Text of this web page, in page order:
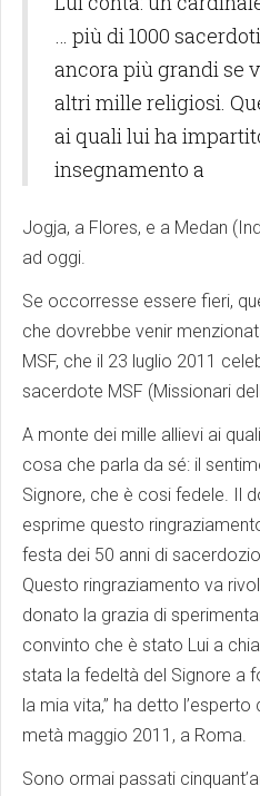
… più di 1000
ancora più grandi se
altri mille religiosi.
ai quali lui ha
insegnamento a
Jogja, a Flores, e a Medan
ad oggi.
Se occorresse essere fieri,
che dovrebbe venir
MSF, che il 23 luglio 2011
sacerdote MSF (Missionari
A monte dei mille allievi ai
cosa che parla da sé: il
Signore, che è cosi fedele. Il
esprime questo
festa dei 50 anni di
Questo ringraziamento va
donato la grazia di
convinto che è stato Lui a
stata la fedeltà del Signore a
la mia vita,” ha detto
metà maggio 2011, a Roma.
Sono ormai passati